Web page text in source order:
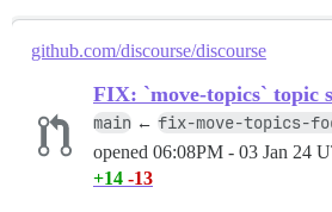
github.com/discourse/discourse
FIX: `move-topics` topic
main ← fix-move-topics-
opened 06:08PM - 03 Jan 24
+14 -13